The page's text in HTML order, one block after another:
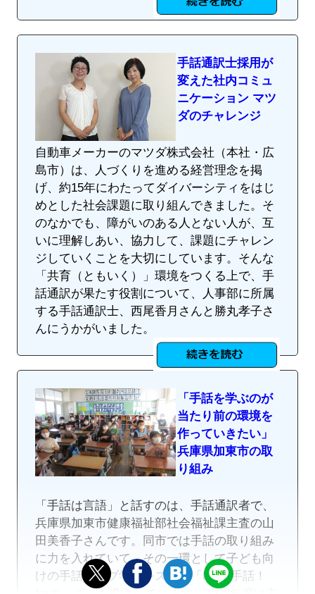
手話通訳士採用が
変えた社内コミュ
ニケーション マツ
ダのチャレンジ
自動車メーカーのマツダ株式会社（本社・広
島市）は、人づくりを進める経営理念を掲
げ、約15年にわたってダイバーシティをはじ
めとした社会課題に取り組んできました。そ
のなかでも、障がいのある人とない人が、互
いに理解しあい、協力して、課題にチャレン
ジしていくことを大切にしています。そんな
「共育（ともいく）」環境をつくる上で、手
話通訳が果たす役割について、人事部に所属
する手話通訳士、西尾香月さんと勝丸孝子さ
んにうかがいました。
「手話を学ぶのが
当たり前の環境を
作っていきたい」
兵庫県加東市の取
り組み
「手話は言語」と話すのは、手話通訳者で、
兵庫県加東市健康福祉部社会福祉課主査の山
田美香子さんです。同市では手話の取り組み
に力を入れていて、その一環として子ども向
けの手話ウェブ学習システム「Let's 手話！